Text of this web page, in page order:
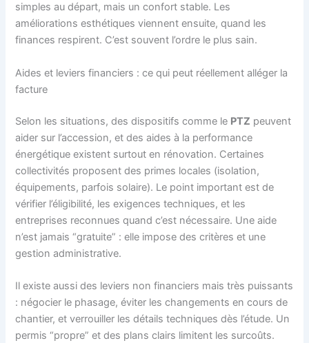
simples au départ, mais un confort stable. Les
améliorations esthétiques viennent ensuite, quand les
finances respirent. C’est souvent l’ordre le plus sain.
Aides et leviers financiers : ce qui peut réellement alléger la
facture
Selon les situations, des dispositifs comme le PTZ peuvent
aider sur l’accession, et des aides à la performance
énergétique existent surtout en rénovation. Certaines
collectivités proposent des primes locales (isolation,
équipements, parfois solaire). Le point important est de
vérifier l’éligibilité, les exigences techniques, et les
entreprises reconnues quand c’est nécessaire. Une aide
n’est jamais “gratuite” : elle impose des critères et une
gestion administrative.
Il existe aussi des leviers non financiers mais très puissants
: négocier le phasage, éviter les changements en cours de
chantier, et verrouiller les détails techniques dès l’étude. Un
permis “propre” et des plans clairs limitent les surcoûts.